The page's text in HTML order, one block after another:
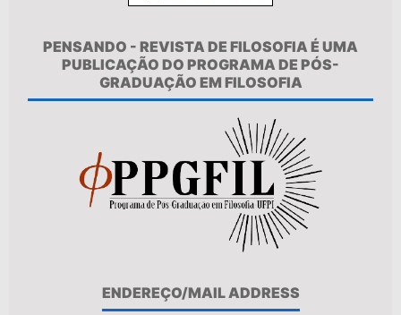
PENSANDO - REVISTA DE FILOSOFIA É UMA
PUBLICAÇÃO DO PROGRAMA DE PÓS-
GRADUAÇÃO EM FILOSOFIA
ENDEREÇO/MAIL ADDRESS